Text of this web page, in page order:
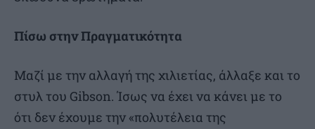
Πίσω στην Πραγματικότητα
Μαζί με την αλλαγή της χιλιετίας, άλλαξε και το
στυλ του Gibson. Ίσως να έχει να κάνει με το
ότι δεν έχουμε την «πολυτέλεια της